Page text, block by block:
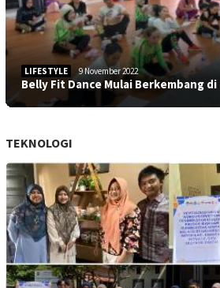
LIFESTYLE 9 November 2022
Belly Fit Dance Mulai Berkembang
TEKNOLOGI